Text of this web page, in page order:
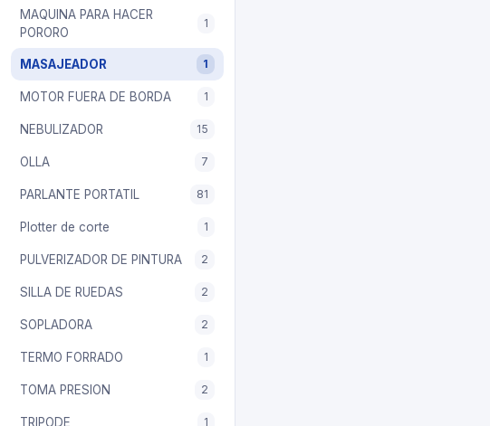
MAQUINA PARA HACER
PORORO
1
MASAJEADOR 1
MOTOR FUERA DE BORDA 1
NEBULIZADOR 15
OLLA 7
PARLANTE PORTATIL 81
Plotter de corte 1
PULVERIZADOR DE PINTURA 2
SILLA DE RUEDAS 2
SOPLADORA 2
TERMO FORRADO 1
TOMA PRESION 2
TRIPODE 1